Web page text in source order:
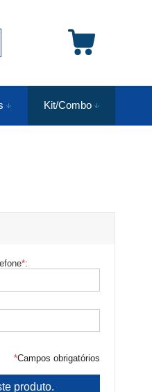
Kit/Combo
*:
*Campos obrigatórios
produto.